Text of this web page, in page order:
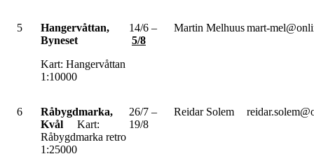
5
Hangervåttan,
Byneset
Kart: Hangervåttan
1:10000
14/6 –
5/8
Martin Melhuusmart-
6
Råbygdmarka,
Kvål Kart:
Råbygdmarka retro
1:25000
26/7 –
19/8
Reidar Solem